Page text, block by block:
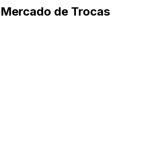
Mercado de Trocas